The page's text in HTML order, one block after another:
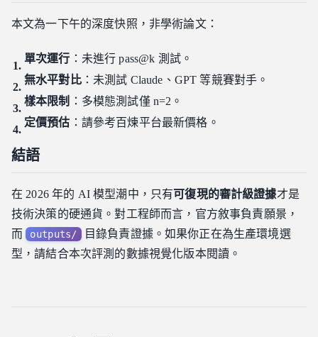
本文為一下午的深度快照，非學術論文：
單次運行 ：未進行 pass@k 測試。
無水平對比：未測試 Claude、GPT 等競賽對手。
樣本限制
：多模態測試僅 n=2。
定價預估 ：請參考百煉平台最新價格。
結語
在 2026 年的 AI 模型潮中，只有可復現的審計級證據才是
技術決策的硬通貨。對工程師而言，官方敘事負責願景，
而 outputs/ 目錄負責證據。如果你正在為生產環境選
型，請結合本次評測的數據視覺化版本閱讀。